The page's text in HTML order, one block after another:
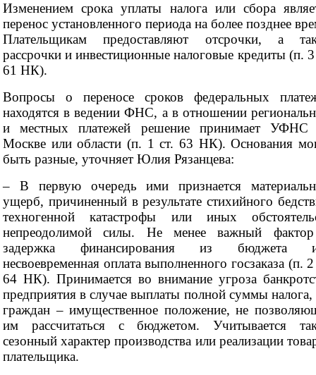
Изменением срока уплаты налога или сбора
перенос установленного периода на более позднее
Плательщикам предоставляют отсрочки, а
рассрочки и инвестиционные налоговые кредиты (п. 3
61 НК).
Вопросы о переносе сроков федеральных
находятся в ведении ФНС, а в отношении
и местных платежей решение принимает УФНС
Москве или области (п. 1 ст. 63 НК). Основания
быть разные, уточняет Юлия Рязанцева:
– В первую очередь ими признается
ущерб, причиненный в результате стихийного
техногенной катастрофы или иных
непреодолимой силы. Не менее важный
задержка финансирования из бюджета
несвоевременная оплата выполненного госзаказа (п. 2
64 НК). Принимается во внимание угроза
предприятия в случае выплаты полной суммы налога,
граждан – имущественное положение, не
им рассчитаться с бюджетом. Учитывается
сезонный характер производства или реализации
плательщика.